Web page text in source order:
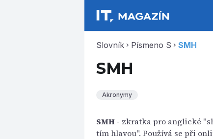
Slovník chevron_right Písmeno S chevron_right SMH
SMH
Akronymy
SMH - zkratka pro anglické
tím hlavou". Používá se při